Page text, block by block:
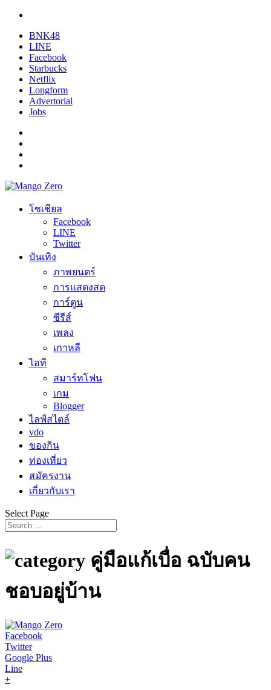
BNK48
LINE
Facebook
Starbucks
Netflix
Longform
Advertorial
Jobs
โซเชียล
Facebook
LINE
Twitter
บันเทิง
ภาพยนตร์
การแสดงสด
การ์ตูน
ซีรีส์
เพลง
เกาหลี
ไอที
สมาร์ทโฟน
เกม
Blogger
ไลฟ์สไตล์
vdo
ของกิน
ท่องเที่ยว
สมัครงาน
เกี่ยวกับเรา
Select Page
คู่มือแก้เบื่อ ฉบับคน
ชอบอยู่บ้าน
Facebook
Twitter
Google Plus
Line
+